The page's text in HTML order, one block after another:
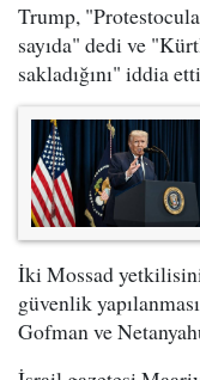
Trump,
sayıda" dedi ve
sakladığını" iddia
İki Mossad
güvenlik
Gofman ve